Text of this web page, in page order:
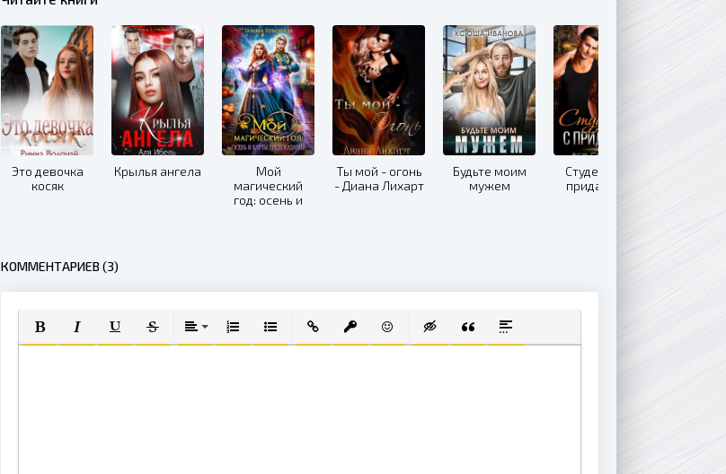
Это девочка
косяк
Крылья ангела
Мой
магический
год: осень и
Ты мой - огонь
- Диана Лихарт
Будьте моим
мужем
Студентка с
приданным
КОММЕНТАРИЕВ (3)
ПОЛУЖИРНЫЙ
КУРСИВПОДЧЕРКНУТЫЙ
ЗАЧЕРКНУТЫЙВЫРАВНИВАНИЕ
НУМЕРОВАННЫЙ СПИСОК
МАРКИРОВАННЫЙ СПИСОК
ВСТАВИТЬ ССЫЛКУ
ВСТАВИТЬ ЗАЩИЩЕННУЮ ССЫЛКУ
ВСТАВИТЬ СМАЙЛИК
ВСТАВКА СКРЫТОГО ТЕКСТА
ВСТАВКА ЦИТАТЫ
ВСТАВКА СПОЙЛЕРА